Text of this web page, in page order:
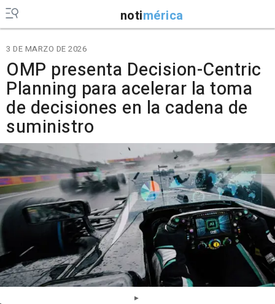
notimérica
3 DE MARZO DE 2026
OMP presenta Decision-Centric
Planning para acelerar la toma
de decisiones en la cadena de
suministro